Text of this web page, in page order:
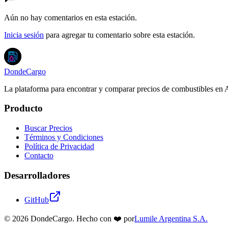
Aún no hay comentarios en esta estación.
Inicia sesión para agregar tu comentario sobre esta estación.
DondeCargo
La plataforma para encontrar y comparar precios de combustibles en
Producto
Buscar Precios
Términos y Condiciones
Política de Privacidad
Contacto
Desarrolladores
GitHub
© 2026 DondeCargo. Hecho con ❤️ porLumile Argentina S.A.